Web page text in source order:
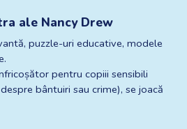
ale Nancy Drew
puzzle-uri educative, modele
pentru copiii sensibili
bântuiri sau crime), se joacă